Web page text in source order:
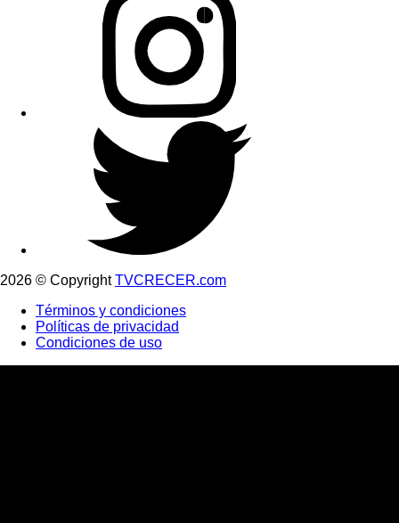
2026 © CopyrightTVCRECER.com
Términos y condiciones
Políticas de privacidad
Condiciones de uso